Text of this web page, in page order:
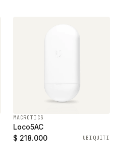
MACROTICS
Loco5AC
$ 218.000
UBIQUITI